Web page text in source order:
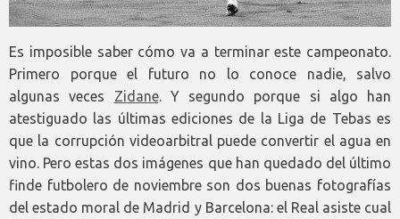
Es imposible saber cómo va a terminar este campeonato.
Primero porque el futuro no lo conoce nadie, salvo
algunas veces Zidane. Y segundo porque si algo han
atestiguado las últimas ediciones de la Liga de Tebas es
que la corrupción videoarbitral puede convertir el agua en
vino. Pero estas dos imágenes que han quedado del último
finde futbolero de noviembre son dos buenas fotografías
del estado moral de Madrid y Barcelona: el Real asiste cual